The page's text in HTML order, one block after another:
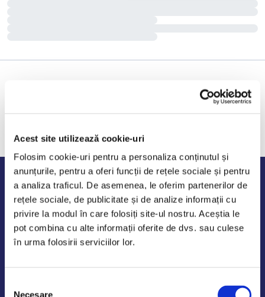
Acest site utilizează cookie-uri
Folosim cookie-uri pentru a personaliza conținutul și
anunțurile, pentru a oferi funcții de rețele sociale și pentru
a analiza traficul. De asemenea, le oferim partenerilor de
rețele sociale, de publicitate și de analize informații cu
privire la modul în care folosiți site-ul nostru. Aceștia le
pot combina cu alte informații oferite de dvs. sau culese
în urma folosirii serviciilor lor.
Necesare
Program de lucru
Luni - Vineri: 09:00-18:00
Sambata - Duminica: 10:00-14:00